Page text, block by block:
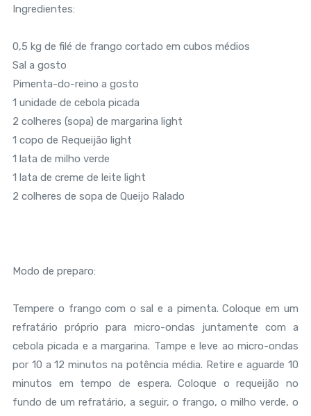
Ingredientes:
0,5 kg de filé de frango cortado em cubos médios
Sal a gosto
Pimenta-do-reino a gosto
1 unidade de cebola picada
2 colheres (sopa) de margarina light
1 copo de Requeijão light
1 lata de milho verde
1 lata de creme de leite light
2 colheres de sopa de Queijo Ralado
Modo de preparo:
Tempere o frango com o sal e a pimenta. Coloque em um
refratário próprio para micro-ondas juntamente com a
cebola picada e a margarina. Tampe e leve ao micro-ondas
por 10 a 12 minutos na potência média. Retire e aguarde 10
minutos em tempo de espera. Coloque o requeijão no
fundo de um refratário, a seguir, o frango, o milho verde, o